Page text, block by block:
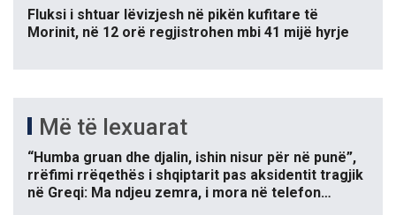
Fluksi i shtuar lëvizjesh në pikën kufitare të
Morinit, në 12 orë regjistrohen mbi 41 mijë hyrje
Më të lexuarat
“Humba gruan dhe djalin, ishin nisur për në punë”,
rrëfimi rrëqethës i shqiptarit pas aksidentit tragjik
në Greqi: Ma ndjeu zemra, i mora në telefon…